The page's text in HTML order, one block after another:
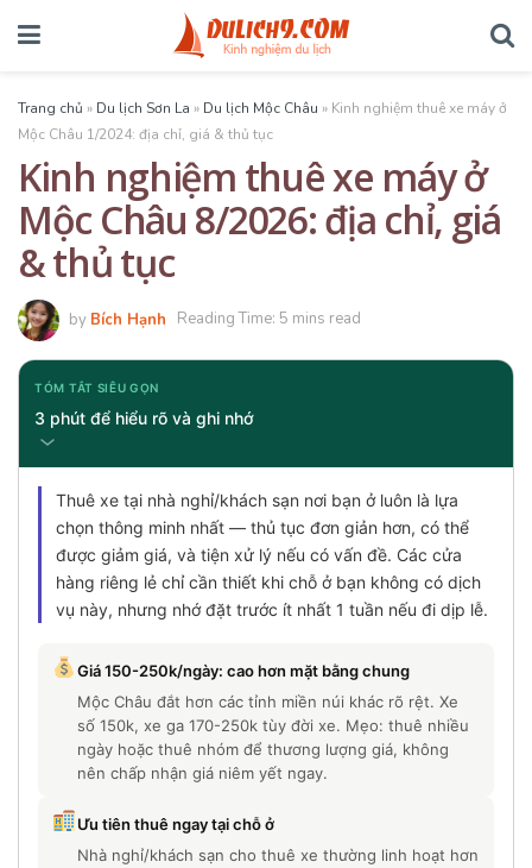
Trang chủ » Du lịch Sơn La » Du lịch Mộc Châu » Kinh nghiệm thuê xe máy ở
Mộc Châu 1/2024: địa chỉ, giá & thủ tục
Kinh nghiệm thuê xe máy ở
Mộc Châu 8/2026: địa chỉ, giá
& thủ tục
by Bích Hạnh Reading Time: 5 mins read
TÓM TẮT SIÊU GỌN
3 phút để hiểu rõ và ghi nhớ
Thuê xe tại nhà nghỉ/khách sạn nơi bạn ở luôn là lựa
chọn thông minh nhất — thủ tục đơn giản hơn, có thể
được giảm giá, và tiện xử lý nếu có vấn đề. Các cửa
hàng riêng lẻ chỉ cần thiết khi chỗ ở bạn không có dịch
vụ này, nhưng nhớ đặt trước ít nhất 1 tuần nếu đi dịp lễ.
Giá 150-250k/ngày: cao hơn mặt bằng chung
Mộc Châu đắt hơn các tỉnh miền núi khác rõ rệt. Xe
số 150k, xe ga 170-250k tùy đời xe. Mẹo: thuê nhiều
ngày hoặc thuê nhóm để thương lượng giá, không
nên chấp nhận giá niêm yết ngay.
Ưu tiên thuê ngay tại chỗ ở
Nhà nghỉ/khách sạn cho thuê xe thường linh hoạt hơn